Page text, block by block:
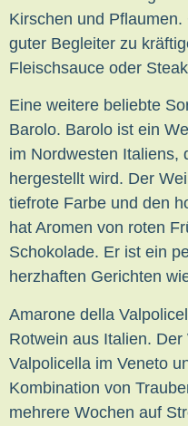
Kirschen und
guter Begleiter zu
Fleischsauce oder
Eine weitere beliebte
Barolo. Barolo ist ein
im Nordwesten Italiens,
hergestellt wird. Der
tiefrote Farbe und den
hat Aromen von roten
Schokolade. Er ist ein
herzhaften Gerichten
Amarone della
Rotwein aus Italien.
Valpolicella im Veneto
Kombination von
mehrere Wochen auf